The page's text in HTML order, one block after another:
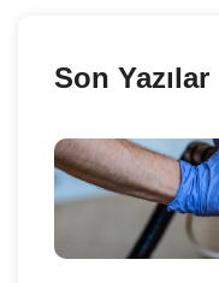
Son Yazılar